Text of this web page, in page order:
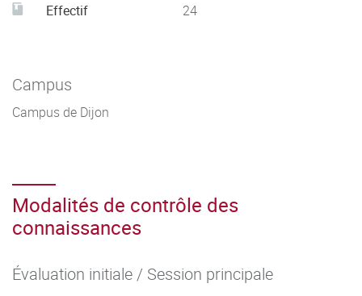
Effectif 24
Campus
Campus de Dijon
Modalités de contrôle des
connaissances
Évaluation initiale / Session principale